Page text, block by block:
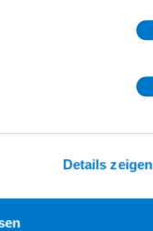
Details zeigen